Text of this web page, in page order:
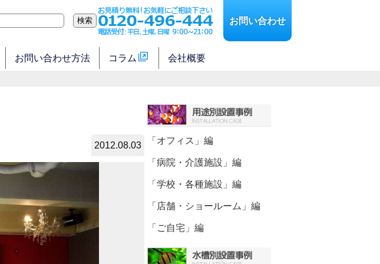
検索 お問い合わせ
お問い合わせ方法 コラム 会社概要
2012.08.03 「オフィス」編
「病院・介護施設」編
「学校・各種施設」編
「店舗・ショールーム」編
「ご自宅」編